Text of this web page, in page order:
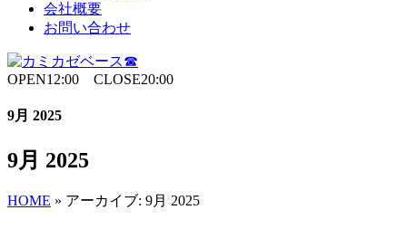
会社概要
お問い合わせ
OPEN12:00 CLOSE20:00
9月 2025
9月 2025
HOME » アーカイブ: 9月 2025